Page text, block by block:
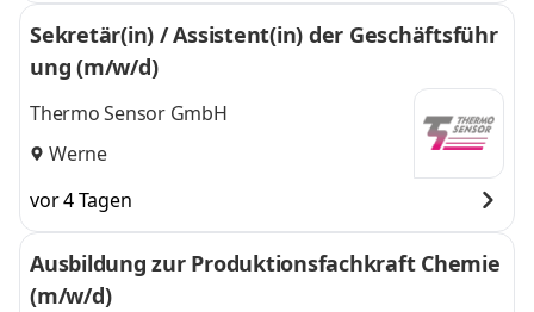
Sekretär(in) / Assistent(in) der Geschäftsführ
ung (m/w/d)
Thermo Sensor GmbH
Werne
vor 4 Tagen
Ausbildung zur Produktionsfachkraft Chemie
(m/w/d)